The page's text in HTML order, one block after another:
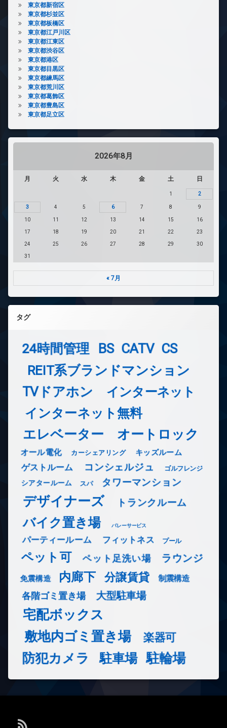
東京都新宿区
東京都杉並区
東京都板橋区
東京都江戸川区
東京都江東区
東京都渋谷区
東京都港区
東京都目黒区
東京都練馬区
東京都荒川区
東京都葛飾区
東京都豊島区
東京都足立区
2026年8月
月 火 水 木 金 土 日
1 2
3 4 5 6 7 8 9
10 11 12 13 14 15 16
17 18 19 20 21 22 23
24 25 26 27 28 29 30
31
« 7月
タグ
24時間管理 BS CATV CS
REIT系ブランドマンション
TVドアホン インターネット
インターネット無料
エレベーター オートロック
オール電化 カーシェアリング キッズルーム
ゲストルーム コンシェルジュ ゴルフレンジ
シアタールーム スパ タワーマンション
デザイナーズ トランクルーム
バイク置き場 バレーサービス
パーティールーム フィットネス プール
ペット可 ペット足洗い場 ラウンジ
免震構造 内廊下 分譲賃貸 制震構造
各階ゴミ置き場 大型駐車場
宅配ボックス
敷地内ゴミ置き場
楽器可
防犯カメラ 駐車場 駐輪場